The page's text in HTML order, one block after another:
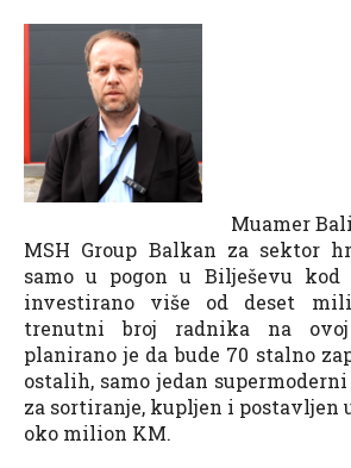
Muamer
MSH Group Balkan za sektor
samo u pogon u Bilješevu kod
investirano više od deset
trenutni broj radnika na
planirano je da bude 70 stalno
ostalih, samo jedan supermoderni
za sortiranje, kupljen i postavljen
oko milion KM.